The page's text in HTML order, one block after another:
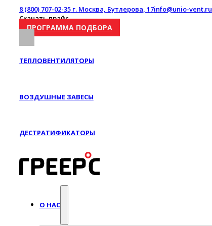
8 (800) 707-02-35г. Москва, Бутлерова, 17info@unio-vent.ru
Скачать прайс
ПРОГРАММА ПОДБОРА
ТЕПЛОВЕНТИЛЯТОРЫ
ВОЗДУШНЫЕ ЗАВЕСЫ
ДЕСТРАТИФИКАТОРЫ
О НАС